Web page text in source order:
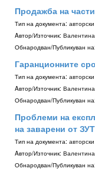
Продажба на
Тип на документа:
Aвтор/Източник:
Обнародван/Публикуван на:
Гаранционните
Тип на документа:
Aвтор/Източник:
Обнародван/Публикуван на:
Проблеми на
на заварени от
Тип на документа:
Aвтор/Източник:
Обнародван/Публикуван на: